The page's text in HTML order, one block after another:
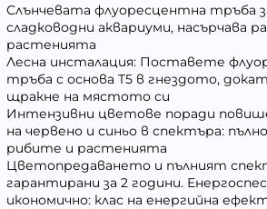
Слънчевата флуоресцентна тръба
сладководни аквариуми, насърчава
растенията
Лесна инсталация: Поставете
тръба с основа T5 в гнездото,
щракне на мястото си
Интензивни цветове поради
на червено и синьо в спектъра:
рибите и растенията
Цветопредаването и пълният
гарантирани за 2 години.
икономично: клас на енергийна